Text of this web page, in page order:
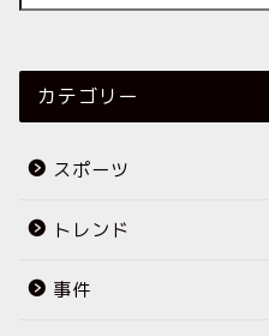
カテゴリー
スポーツ
トレンド
事件